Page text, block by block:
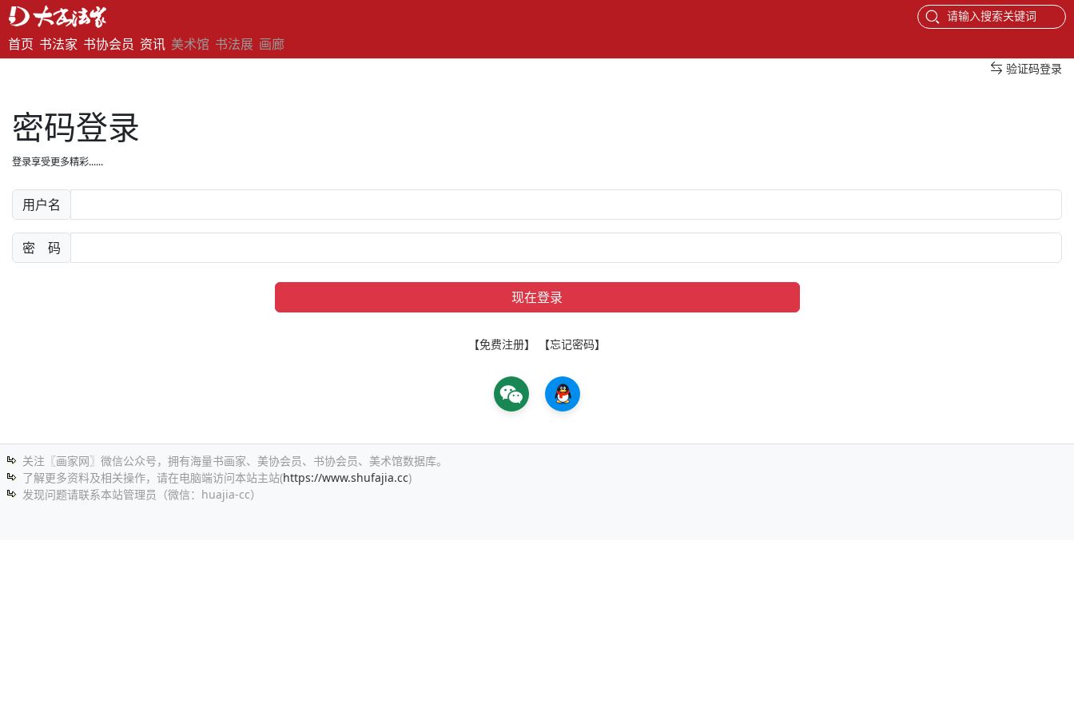
请输入搜索关键词
首页 书法家 书协会员 资讯 美术馆 书法展 画廊
验证码登录
密码登录
登录享受更多精彩......
用户名
密 码
现在登录
【免费注册】 【忘记密码】
关注〖画家网〗微信公众号，拥有海量书画家、美协会员、书协会员、美术馆数据库。
了解更多资料及相关操作，请在电脑端访问本站主站(https://www.shufajia.cc)
发现问题请联系本站管理员（微信：huajia-cc）